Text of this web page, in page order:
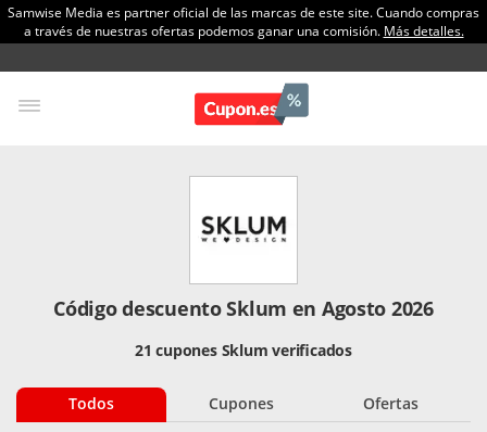
Samwise Media es partner oficial de las marcas de este site. Cuando compras
a través de nuestras ofertas podemos ganar una comisión. Más detalles.
Código descuento Sklum en Agosto 2026
21 cupones Sklum verificados
Todos Cupones Ofertas